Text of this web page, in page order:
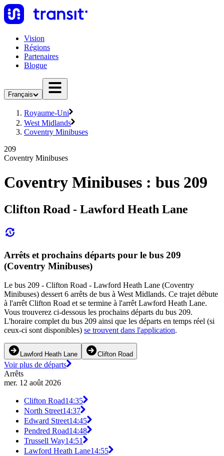
Vision
Régions
Partenaires
Blogue
Français
Royaume-Uni
West Midlands
Coventry Minibuses
209
Coventry Minibuses
Coventry Minibuses : bus 209
Clifton Road - Lawford Heath Lane
Arrêts et prochains départs pour le bus 209
(Coventry Minibuses)
Le bus 209 - Clifton Road - Lawford Heath Lane (Coventry
Minibuses) dessert 6 arrêts de bus à West Midlands. Ce trajet débute
à l'arrêt Clifton Road et se termine à l'arrêt Lawford Heath Lane.
Vous trouverez ci-dessous les prochains départs du bus 209.
L'horaire complet du bus 209 ainsi que les départs en temps réel (si
ceux-ci sont disponibles) se trouvent dans l'application.
Lawford Heath Lane Clifton Road
Voir plus de départs
Arrêts
mer. 12 août 2026
Clifton Road14:35
North Street14:37
Edward Street14:45
Pendred Road14:48
Trussell Way14:51
Lawford Heath Lane14:55